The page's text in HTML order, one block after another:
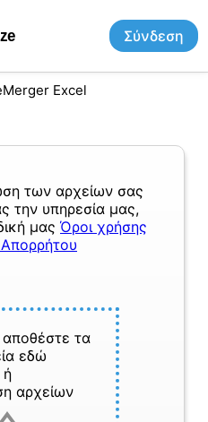
Σύνδεση
Merger Excel
των αρχείων σας
την υπηρεσία μας,
μας Όροι χρήσης
Απορρήτου
αποθέστε τα
εδώ
ή
αρχείων